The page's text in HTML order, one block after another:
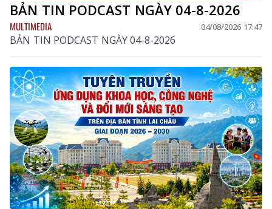
BẢN TIN PODCAST NGÀY 04-8-2026
MULTIMEDIA 04/08/2026 17:47
BẢN TIN PODCAST NGÀY 04-8-2026